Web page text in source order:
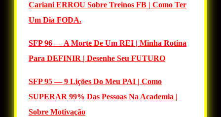
Cariani ERROU Sobre Treinos FB | Como Ter
Um Dia FODA.
SFP 96 — A Morte De Um REI | Minha Rotina
Para DEFINIR | Desenhe Seu FUTURO
SFP 95 — 9 Lições Do Meu PAI | Como
SUPERAR 99% Das Pessoas Na Academia |
Sobre Motivação